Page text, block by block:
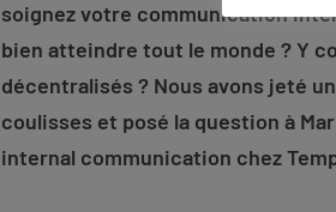
soignez votre communication
bien atteindre tout le monde ? Y
décentralisés ? Nous avons jeté
coulisses et posé la question à
internal communication chez